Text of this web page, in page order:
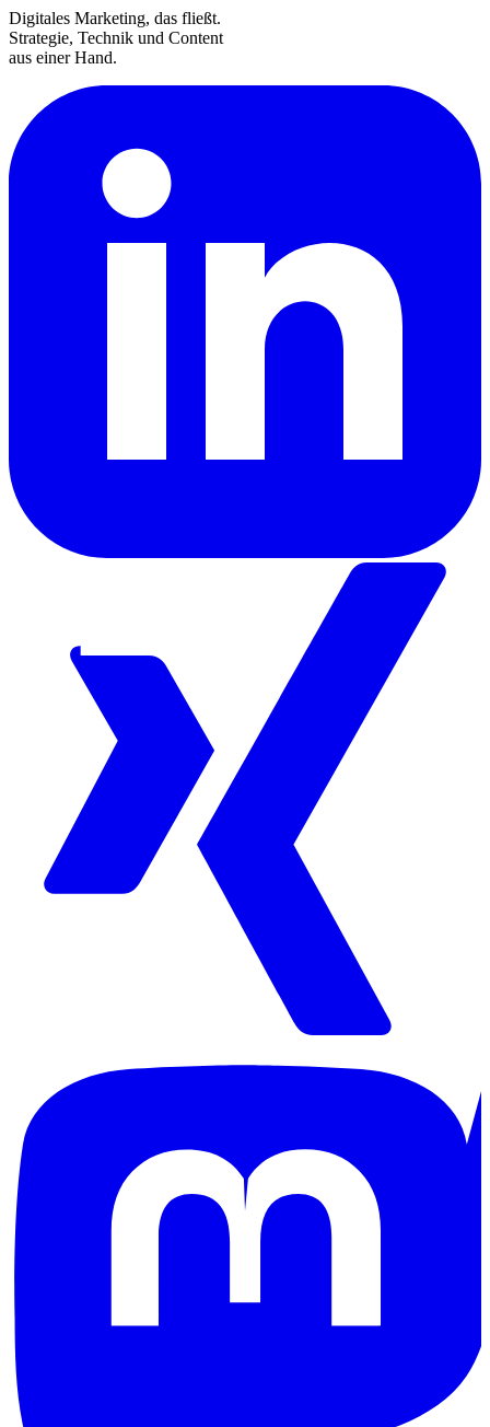
Digitales Marketing, das fließt.
Strategie, Technik und Content
aus einer Hand.